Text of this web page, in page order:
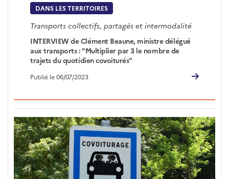
DANS LES TERRITOIRES
Transports collectifs, partagés et intermodalité
INTERVIEW de Clément Beaune, ministre délégué
aux transports : "Multiplier par 3 le nombre de
trajets du quotidien covoiturés"
Publié le 06/07/2023